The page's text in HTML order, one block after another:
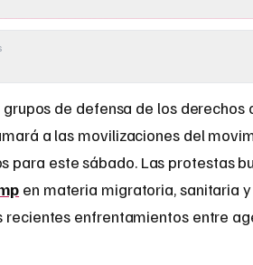
de defensa de los derechos
a las movilizaciones del
para este sábado. Las protestas
en materia migratoria, sanitaria
recientes enfrentamientos entre